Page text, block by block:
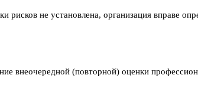
не установлена, организация вправе
внеочередной (повторной) оценки